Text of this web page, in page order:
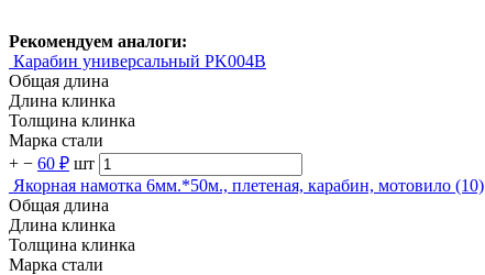
Рекомендуем аналоги:
Карабин универсальный PK004B
Общая длина
Длина клинка
Толщина клинка
Марка стали
+ − 60 ₽ шт
Якорная намотка 6мм.*50м., плетеная, карабин, мотовило (10)
Общая длина
Длина клинка
Толщина клинка
Марка стали